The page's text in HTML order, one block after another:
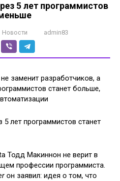
5 лет программистов
Новости admin83
заменит разработчиков, а
станет больше,
Тодд Макиннон не верит в
профессии программиста.
он заявил: идея о том, что